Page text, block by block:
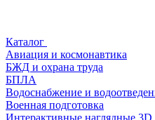
Каталог
Авиация и космонавтика
БЖД и охрана труда
БПЛА
Водоснабжение и
Военная подготовка
Интерактивные наглядные 3D